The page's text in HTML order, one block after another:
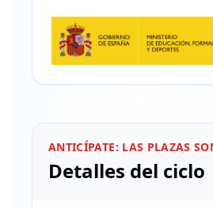
ANTICÍPATE: LAS PLAZAS
Detalles del ciclo